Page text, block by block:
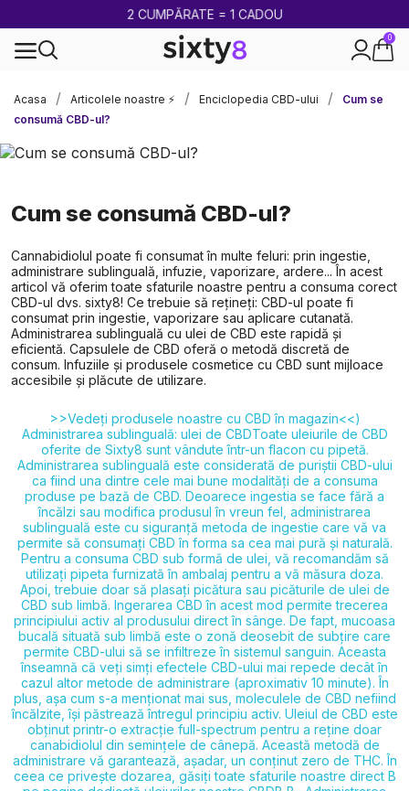
2 CUMPĂRATE = 1 CADOU
0
Acasa
Articolele noastre ⚡ Enciclopedia CBD-ului
Cum se
consumă CBD-ul?
Cum se consumă CBD-ul?
Cannabidiolul poate fi consumat în multe feluri: prin ingestie,
administrare sublinguală, infuzie, vaporizare, ardere... În acest
articol vă oferim toate sfaturile noastre pentru a consuma corect
CBD-ul dvs. sixty8! Ce trebuie să rețineți: CBD-ul poate fi
consumat prin ingestie, vaporizare sau aplicare cutanată.
Administrarea sublinguală cu ulei de CBD este rapidă și
eficientă. Capsulele de CBD oferă o metodă discretă de
consum. Infuziile și produsele cosmetice cu CBD sunt mijloace
accesibile și plăcute de utilizare.
>>Vedeți produsele noastre cu CBD în magazin<<)
Administrarea sublinguală: ulei de CBD​ Toate uleiurile de CBD
oferite de Sixty8 sunt vândute într-un flacon cu pipetă.
Administrarea sublinguală este considerată de puriștii CBD-ului
ca fiind una dintre cele mai bune modalități de a consuma
produse pe bază de CBD. Deoarece ingestia se face fără a
încălzi sau modifica produsul în vreun fel, administrarea
sublinguală este cu siguranță metoda de ingestie care vă va
permite să consumați CBD în forma sa cea mai pură și naturală.
Pentru a consuma CBD sub formă de ulei, vă recomandăm să
utilizați pipeta furnizată în ambalaj pentru a vă măsura doza.
Apoi, trebuie doar să plasați picătura sau picăturile de ulei de
CBD sub limbă. Ingerarea CBD în acest mod permite trecerea
principiului activ al produsului direct în sânge. De fapt, mucoasa
bucală situată sub limbă este o zonă deosebit de subțire care
permite CBD-ului să se infiltreze în sistemul sanguin. Aceasta
înseamnă că veți simți efectele CBD-ului mai repede decât în
cazul altor metode de administrare (aproximativ 10 minute). În
plus, așa cum s-a menționat mai sus, moleculele de CBD nefiind
încălzite, își păstrează întregul principiu activ. Uleiul de CBD este
obținut printr-o extracție full-spectrum pentru a reține doar
canabidiolul din semințele de cânepă. Această metodă de
administrare vă garantează, așadar, un conținut zero de THC. În
ceea ce privește dozarea, găsiți toate sfaturile noastre direct B